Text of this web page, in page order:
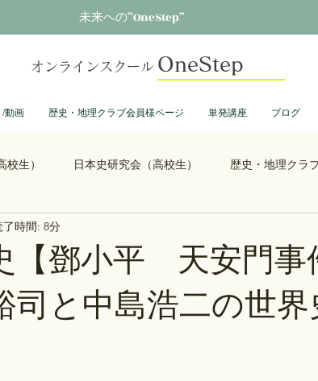
未来への”OneStep”
オンラインスクール OneStep
/動画 歴史・地理クラブ会員様ページ 単発講座 ブログ
生） 日本史研究会（高校生） 歴史・地理クラ
鎌倉殿の13人
列伝 ショーグン列伝 鬼滅の刃 ONEPIECE
【鄧小平 天安門事
司と中島浩二の世界
了時間: 8分